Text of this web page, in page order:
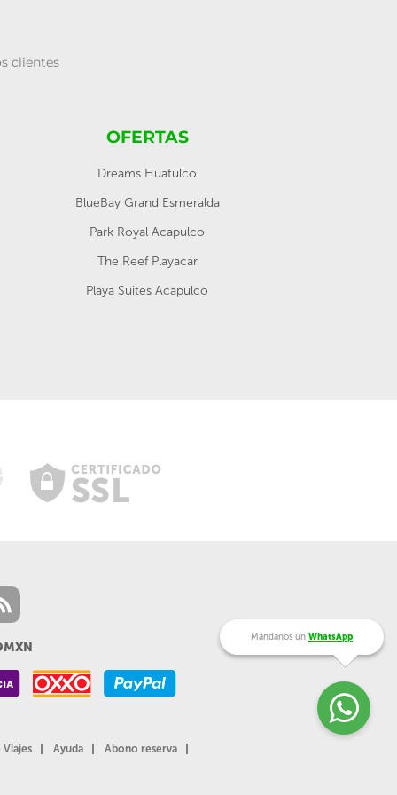
clientes
OFERTAS
Dreams Huatulco
BlueBay Grand Esmeralda
Park Royal Acapulco
The Reef Playacar
Playa Suites Acapulco
Ayuda
Abono reserva
Mándanos un WhatsApp